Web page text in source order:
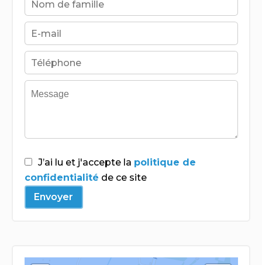
J’ai lu et j'accepte la politique de
confidentialité de ce site
Envoyer